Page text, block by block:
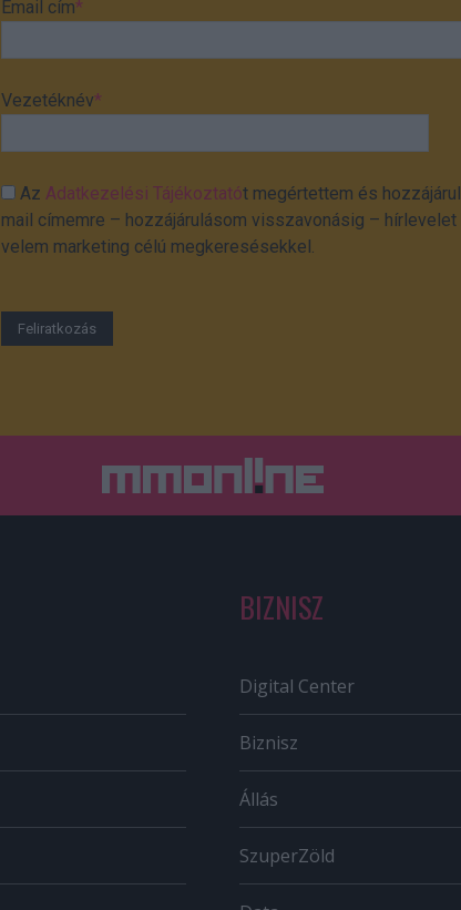
Email cím*
Vezetéknév*
Az Adatkezelési Tájékoztatót megértettem és
mail címemre – hozzájárulásom visszavonásig –
velem marketing célú megkeresésekkel.
BIZNISZ
Digital Center
Biznisz
Állás
SzuperZöld